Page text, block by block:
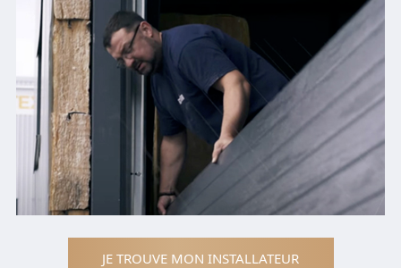
JE TROUVE MON INSTALLATEUR